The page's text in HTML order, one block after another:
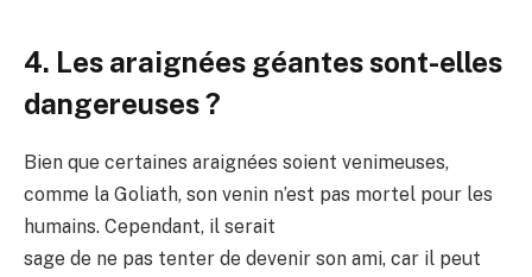
4. Les araignées géantes sont-elles
dangereuses ?
Bien que certaines araignées soient venimeuses,
comme la Goliath, son venin n’est pas mortel pour les
humains. Cependant, il serait
sage de ne pas tenter de devenir son ami, car il peut